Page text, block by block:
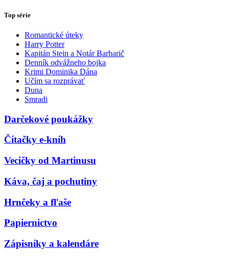
Top série
Romantické úteky
Harry Potter
Kapitán Stein a Notár Barbarič
Denník odvážneho bojka
Krimi Dominika Dána
Učím sa rozprávať
Duna
Smradi
Darčekové poukážky
Čítačky e-kníh
Vecičky od Martinusu
Káva, čaj a pochutiny
Hrnčeky a fľaše
Papiernictvo
Zápisníky a kalendáre